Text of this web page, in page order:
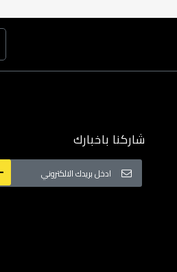
شاركنا باخبارك
سجل
في
نشرتنا